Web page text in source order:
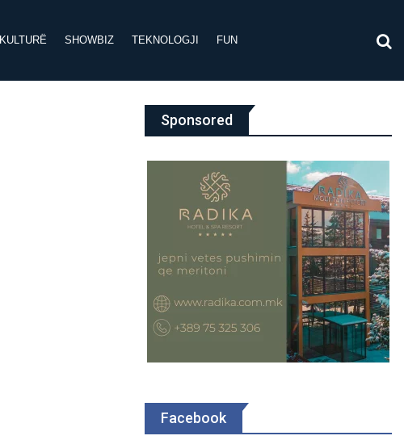
KULTURË SHOWBIZ TEKNOLOGJI FUN
Sponsored
Facebook